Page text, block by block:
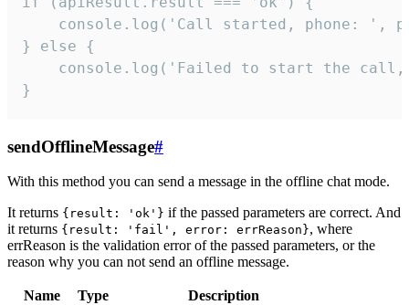
console.log('Call started, phone: ',
} else {
console.log('Failed to start the
}
sendOfflineMessage#
With this method you can send a message in the offline chat mode.
It returns {result: 'ok'} if the passed parameters are correct. And
it returns {result: 'fail', error: errReason}, where
errReason is the validation error of the passed parameters, or the
reason why you can not send an offline message.
Name Type
Description